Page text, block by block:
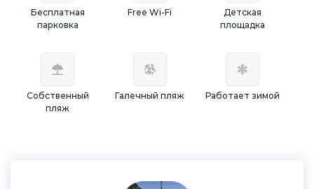
Бесплатная
парковка
Free Wi-Fi
Детская
площадка
Собственный
пляж
Галечный пляж Работает зимой